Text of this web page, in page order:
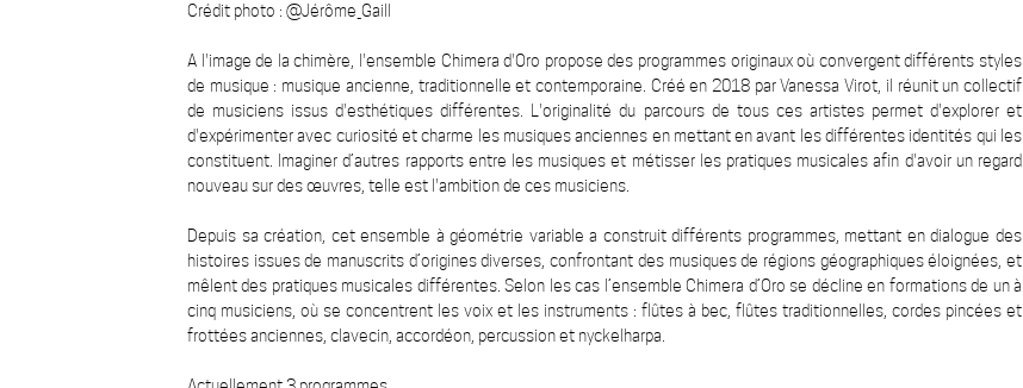
Crédit photo : @Jérôme_Gaill
A l'image de la chimère, l'ensemble Chimera d'Oro propose des programmes originaux où convergent différents styles
de musique : musique ancienne, traditionnelle et contemporaine. Créé en 2018 par Vanessa Virot, il réunit un collectif
de musiciens issus d'esthétiques différentes. L'originalité du parcours de tous ces artistes permet d'explorer et
d'expérimenter avec curiosité et charme les musiques anciennes en mettant en avant les différentes identités qui les
constituent. Imaginer d’autres rapports entre les musiques et métisser les pratiques musicales afin d'avoir un regard
nouveau sur des œuvres, telle est l'ambition de ces musiciens.
Depuis sa création, cet ensemble à géométrie variable a construit différents programmes, mettant en dialogue des
histoires issues de manuscrits d’origines diverses, confrontant des musiques de régions géographiques éloignées, et
mêlent des pratiques musicales différentes. Selon les cas l’ensemble Chimera d’Oro se décline en formations de un à
cinq musiciens, où se concentrent les voix et les instruments : flûtes à bec, flûtes traditionnelles, cordes pincées et
frottées anciennes, clavecin, accordéon, percussion et nyckelharpa.